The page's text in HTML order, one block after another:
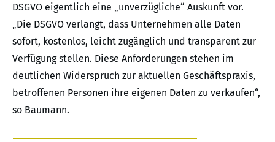
DSGVO eigentlich eine „unverzügliche“ Auskunft vor.
„Die DSGVO verlangt, dass Unternehmen alle Daten
sofort, kostenlos, leicht zugänglich und transparent zur
Verfügung stellen. Diese Anforderungen stehen im
deutlichen Widerspruch zur aktuellen Geschäftspraxis,
betroffenen Personen ihre eigenen Daten zu verkaufen“,
so Baumann.